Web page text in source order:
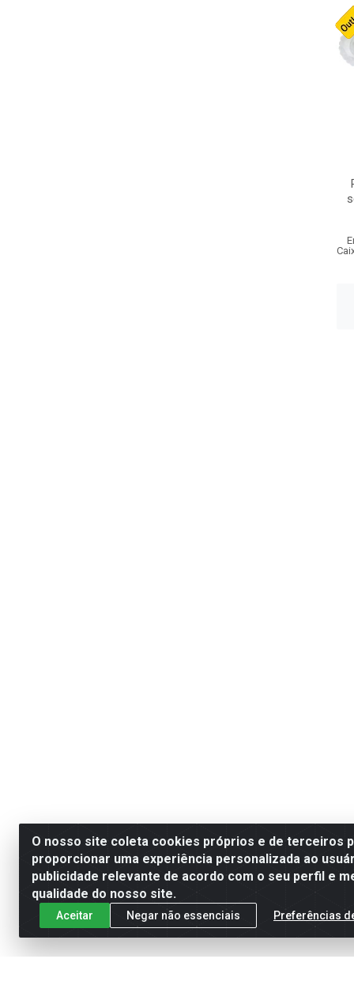
O nosso site coleta cookies próprios e de terceiros
proporcionar uma experiência personalizada ao
publicidade relevante de acordo com o seu perfil e
qualidade do nosso site.
Aceitar Negar não essenciais Preferências